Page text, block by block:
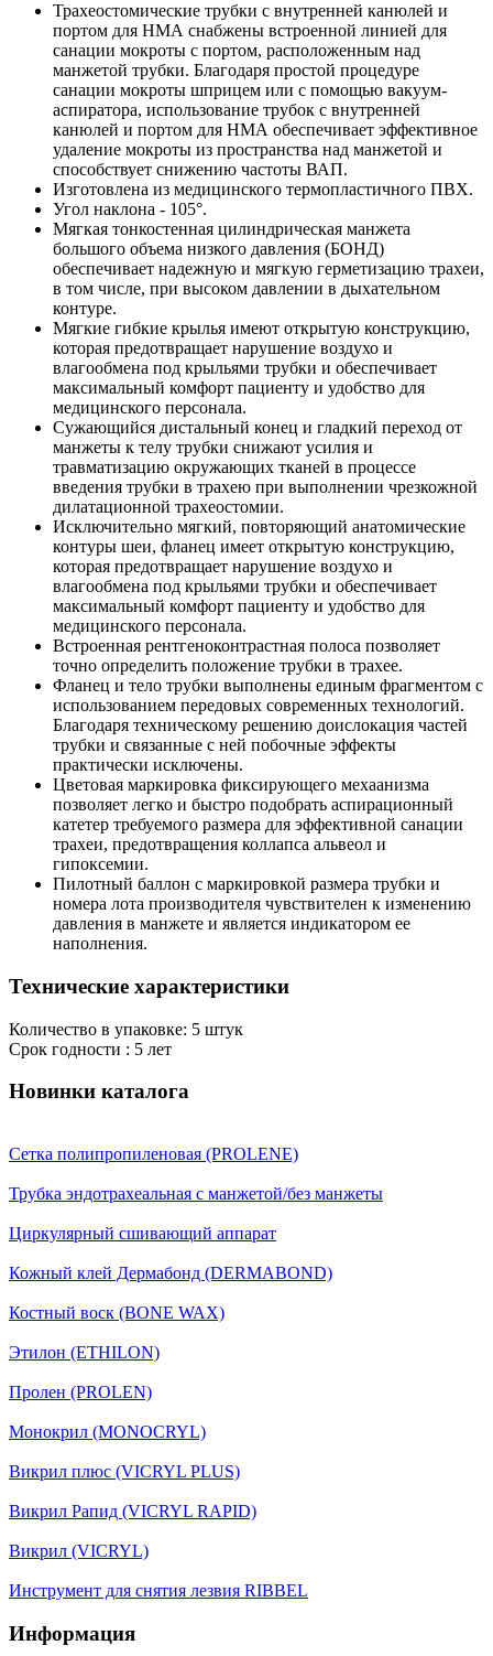
Трахеостомические трубки с внутренней канюлей и
портом для НМА снабжены встроенной линией для
санации мокроты с портом, расположенным над
манжетой трубки. Благодаря простой процедуре
санации мокроты шприцем или с помощью вакуум-
аспиратора, использование трубок с внутренней
канюлей и портом для НМА обеспечивает эффективное
удаление мокроты из пространства над манжетой и
способствует снижению частоты ВАП.
Изготовлена из медицинского термопластичного ПВХ.
Угол наклона - 105°.
Мягкая тонкостенная цилиндрическая манжета
большого объема низкого давления (БОНД)
обеспечивает надежную и мягкую герметизацию трахеи,
в том числе, при высоком давлении в дыхательном
контуре.
Мягкие гибкие крылья имеют открытую конструкцию,
которая предотвращает нарушение воздухо и
влагообмена под крыльями трубки и обеспечивает
максимальный комфорт пациенту и удобство для
медицинского персонала.
Сужающийся дистальный конец и гладкий переход от
манжеты к телу трубки снижают усилия и
травматизацию окружающих тканей в процессе
введения трубки в трахею при выполнении чрезкожной
дилатационной трахеостомии.
Исключительно мягкий, повторяющий анатомические
контуры шеи, фланец имеет открытую конструкцию,
которая предотвращает нарушение воздухо и
влагообмена под крыльями трубки и обеспечивает
максимальный комфорт пациенту и удобство для
медицинского персонала.
Встроенная рентгеноконтрастная полоса позволяет
точно определить положение трубки в трахее.
Фланец и тело трубки выполнены единым фрагментом с
использованием передовых современных технологий.
Благодаря техническому решению доислокация частей
трубки и связанные с ней побочные эффекты
практически исключены.
Цветовая маркировка фиксирующего мехаанизма
позволяет легко и быстро подобрать аспирационный
катетер требуемого размера для эффективной санации
трахеи, предотвращения коллапса альвеол и
гипоксемии.
Пилотный баллон с маркировкой размера трубки и
номера лота производителя чувствителен к изменению
давления в манжете и является индикатором ее
наполнения.
Технические характеристики
Количество в упаковке: 5 штук
Срок годности : 5 лет
Новинки каталога
Сетка полипропиленовая (PROLENE)
Трубка эндотрахеальная с манжетой/без манжеты
Циркулярный сшивающий аппарат
Кожный клей Дермабонд (DERMABOND)
Костный воск (BONE WAX)
Этилон (ETHILON)
Пролен (PROLEN)
Монокрил (MONOCRYL)
Викрил плюс (VICRYL PLUS)
Викрил Рапид (VICRYL RAPID)
Викрил (VICRYL)
Инструмент для снятия лезвия RIBBEL
Информация